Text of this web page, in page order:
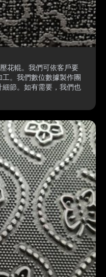
花輥。我們可依客戶要
。我們數位數據製作團
細節。如有需要，我們也